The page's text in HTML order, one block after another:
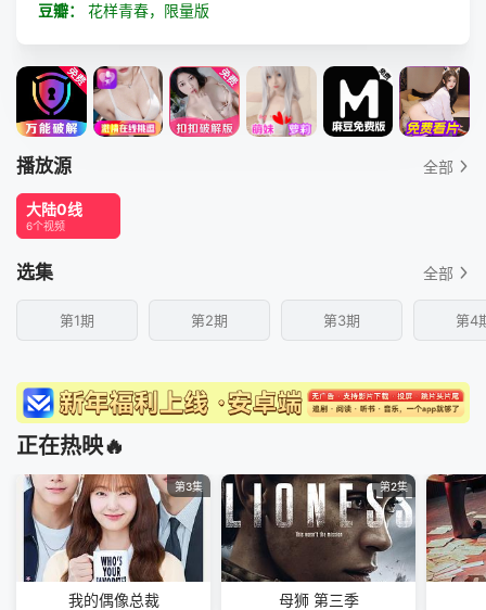
豆瓣：
花样青春，限量版
播放源 全部
大陆0线
6个视频
选集 全部
第1期 第2期 第3期 第4
正在热映🔥
第3集
我的偶像总裁
第2集
母狮 第三季